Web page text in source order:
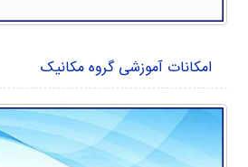
امکانات آموزشی گروه مکانیک